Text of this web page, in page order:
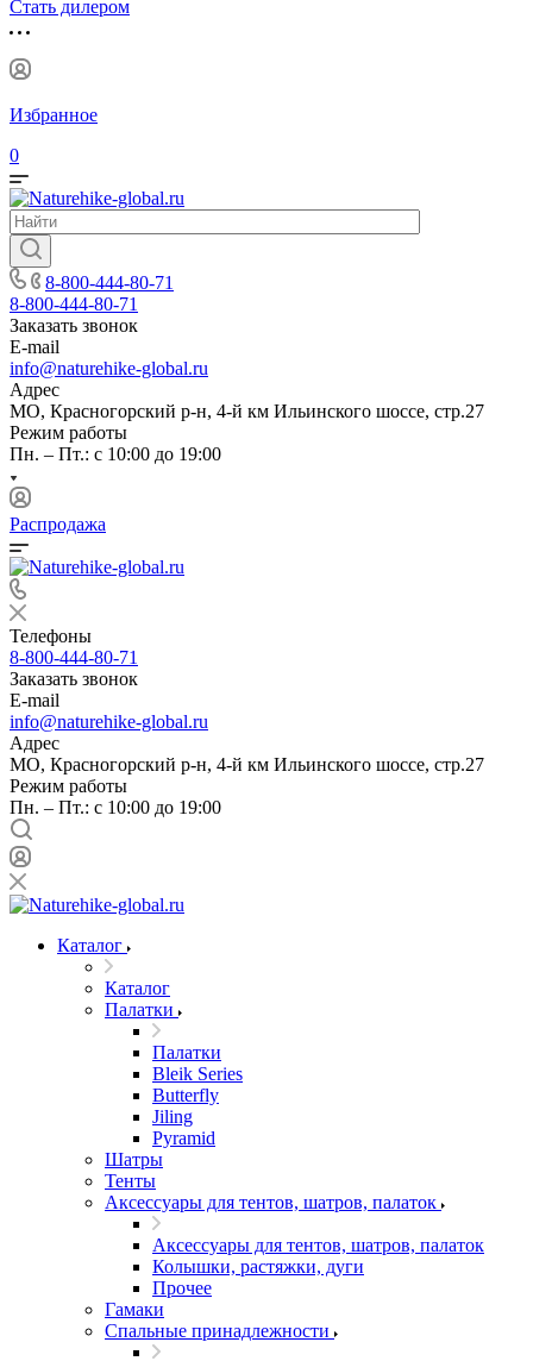
Стать дилером
Избранное
0
8-800-444-80-71
8-800-444-80-71
Заказать звонок
E-mail
info@naturehike-global.ru
Адрес
МО, Красногорский р-н, 4-й км Ильинского шоссе, стр.27
Режим работы
Пн. – Пт.: с 10:00 до 19:00
Распродажа
Телефоны
8-800-444-80-71
Заказать звонок
E-mail
info@naturehike-global.ru
Адрес
МО, Красногорский р-н, 4-й км Ильинского шоссе, стр.27
Режим работы
Пн. – Пт.: с 10:00 до 19:00
Каталог
Каталог
Палатки
Палатки
Bleik Series
Butterfly
Jiling
Pyramid
Шатры
Тенты
Аксессуары для тентов, шатров, палаток
Аксессуары для тентов, шатров, палаток
Колышки, растяжки, дуги
Прочее
Гамаки
Спальные принадлежности